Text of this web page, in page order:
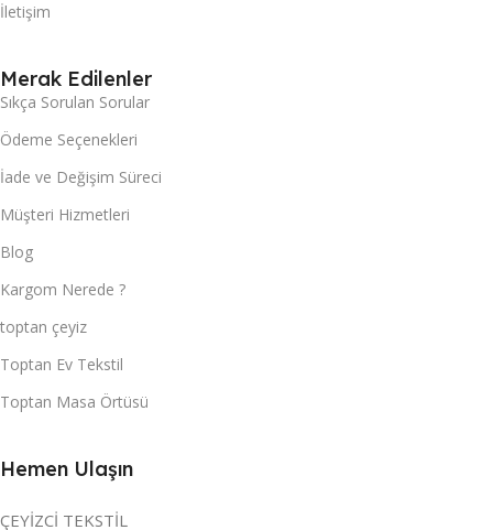
İletişim
Merak Edilenler
Sıkça Sorulan Sorular
Ödeme Seçenekleri
İade ve Değişim Süreci
Müşteri Hizmetleri
Blog
Kargom Nerede ?
toptan çeyiz
Toptan Ev Tekstil
Toptan Masa Örtüsü
Hemen Ulaşın
ÇEYİZCİ TEKSTİL